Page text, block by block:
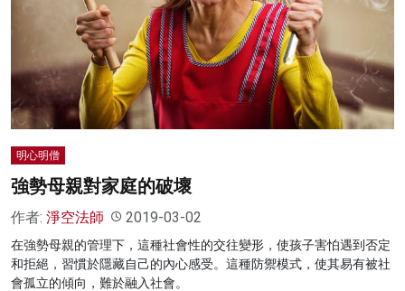
明心明僧
強勢母親對家庭的破壞
作者: 淨空法師 2019-03-02
在強勢母親的管理下，這種社會性的交往變形，使孩子害怕遇到否定
和拒絕，習慣於隱藏自己的內心感受。這種防禦模式，使其易有被社
會孤立的傾向，難於融入社會。